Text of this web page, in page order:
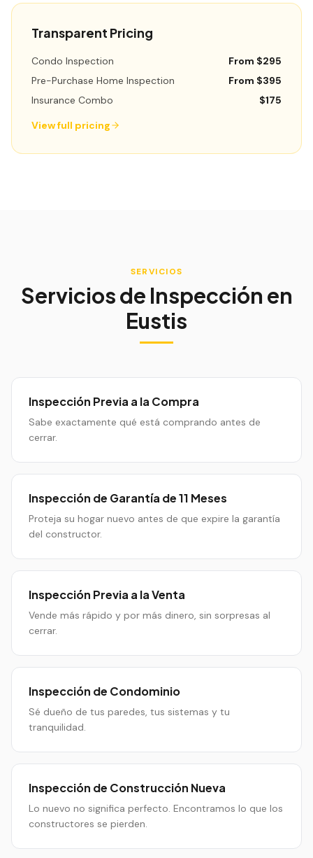
Transparent Pricing
Condo Inspection
From $295
Pre-Purchase Home Inspection
From $395
Insurance Combo
$175
View full pricing
SERVICIOS
Servicios de Inspección en
Eustis
Inspección Previa a la Compra
Sabe exactamente qué está comprando antes de
cerrar.
Inspección de Garantía de 11 Meses
Proteja su hogar nuevo antes de que expire la garantía
del constructor.
Inspección Previa a la Venta
Vende más rápido y por más dinero, sin sorpresas al
cerrar.
Inspección de Condominio
Sé dueño de tus paredes, tus sistemas y tu
tranquilidad.
Inspección de Construcción Nueva
Lo nuevo no significa perfecto. Encontramos lo que los
constructores se pierden.